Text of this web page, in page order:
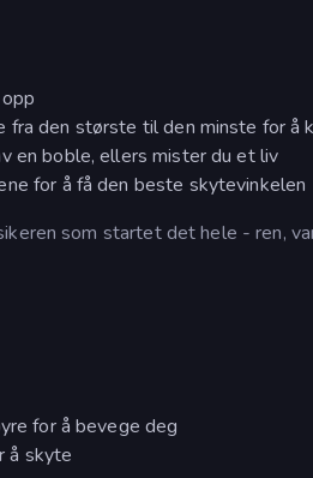
fra den største til den minste for å
en boble, ellers mister du et liv
for å få den beste skytevinkelen
som startet det hele - ren,
for å bevege deg
å skyte